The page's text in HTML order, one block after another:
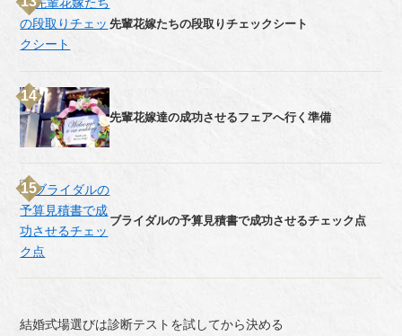
先輩花嫁たちの段取りチェックシート
先輩花嫁達の成功させるフェアへ行く準備
ブライダルの予算見積書で成功させるチェック点
結婚式場選びは診断テストを試してから決める